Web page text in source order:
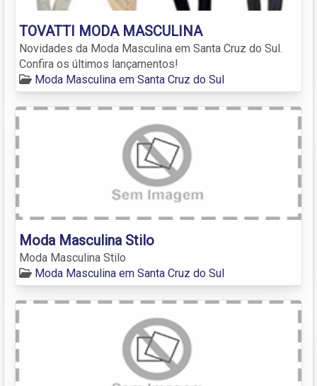
TOVATTI MODA MASCULINA
Novidades da Moda Masculina em Santa Cruz do Sul.
Confira os últimos lançamentos!
Moda Masculina em Santa Cruz do Sul
Moda Masculina Stilo
Moda Masculina Stilo
Moda Masculina em Santa Cruz do Sul